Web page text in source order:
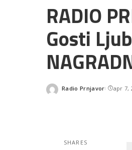
RADIO
Gosti
Posted
Radio Prnjavor apr 7,
SHARES